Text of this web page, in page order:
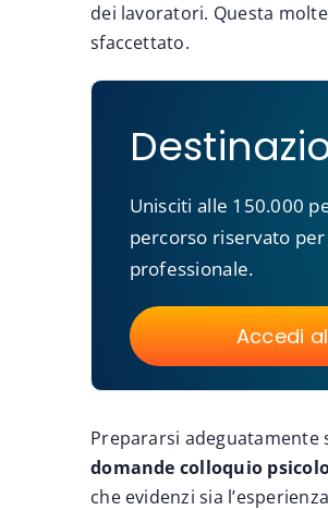
dei lavoratori. Questa
sfaccettato.
Unisciti alle 150.000
percorso riservato
professionale.
Accedi
Prepararsi
domande colloquio
che evidenzi sia